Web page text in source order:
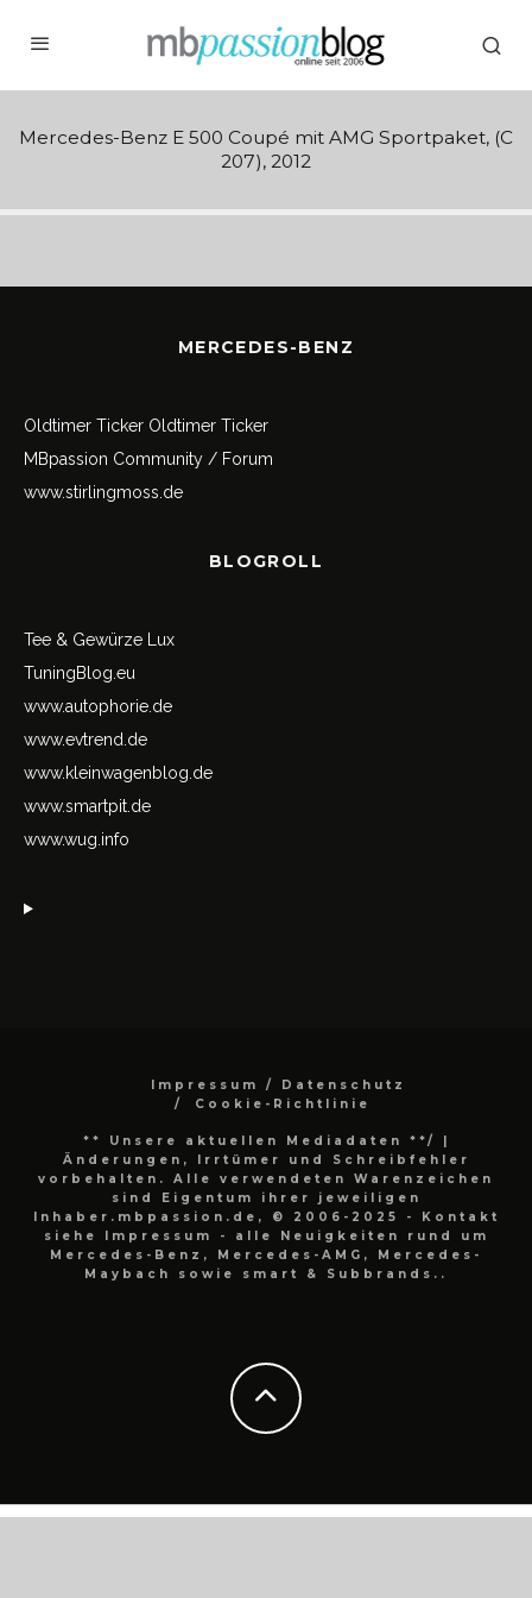
Mercedes-Benz E 500 Coupé mit AMG Sportpaket, (C
207), 2012
MERCEDES-BENZ
Oldtimer Ticker Oldtimer Ticker
MBpassion Community / Forum
www.stirlingmoss.de
BLOGROLL
Tee & Gewürze Lux
TuningBlog.eu
www.autophorie.de
www.evtrend.de
www.kleinwagenblog.de
www.smartpit.de
www.wug.info
Impressum / Datenschutz
Cookie-Richtlinie
** Unsere aktuellen Mediadaten **/
|
Änderungen, Irrtümer und Schreibfehler
vorbehalten. Alle verwendeten Warenzeichen
sind Eigentum ihrer jeweiligen
Inhaber.mbpassion.de, © 2006-2025 - Kontakt
siehe Impressum - alle Neuigkeiten rund um
Mercedes-Benz, Mercedes-AMG, Mercedes-
Maybach sowie smart & Subbrands..